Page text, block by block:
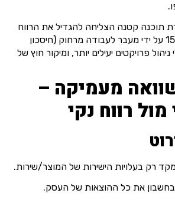
תוכנה קטנה הצליחה להגדיל את הרווח
הנקי שלה מ-5% ל-15% על ידי מעבר לעבודה מרחוק (חיסכון
פרויקטים יעילים יותר, ומיקור חוץ של
מעמיקה –
מול רווח נקי
רק בעלויות הישירות של המוצר/שירות.
את כל ההוצאות של העסק.